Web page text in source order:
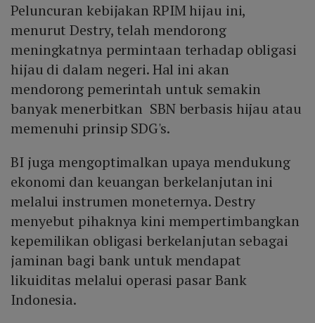
Peluncuran kebijakan RPIM hijau ini,
menurut Destry, telah mendorong
meningkatnya permintaan terhadap obligasi
hijau di dalam negeri. Hal ini akan
mendorong pemerintah untuk semakin
banyak menerbitkan SBN berbasis hijau atau
memenuhi prinsip SDG's.
BI juga mengoptimalkan upaya mendukung
ekonomi dan keuangan berkelanjutan ini
melalui instrumen moneternya. Destry
menyebut pihaknya kini mempertimbangkan
kepemilikan obligasi berkelanjutan sebagai
jaminan bagi bank untuk mendapat
likuiditas melalui operasi pasar Bank
Indonesia.